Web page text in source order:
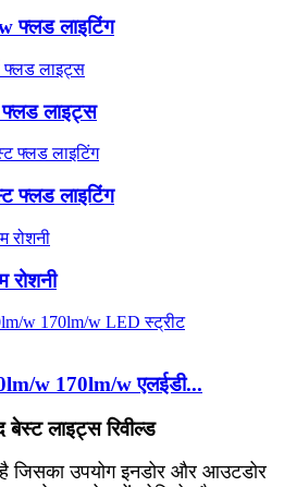
फ्लड लाइटिंग
फ्लड लाइट्स
फ्लड लाइटिंग
रोशनी
w 170lm/w एलईडी...
बेस्ट लाइट्स रिवील्ड
है जिसका उपयोग इनडोर और आउटडोर